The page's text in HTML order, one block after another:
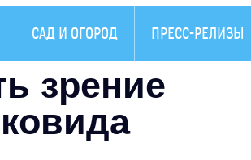
САД И ОГОРОД ПРЕСС-РЕЛИЗЫ
зрение